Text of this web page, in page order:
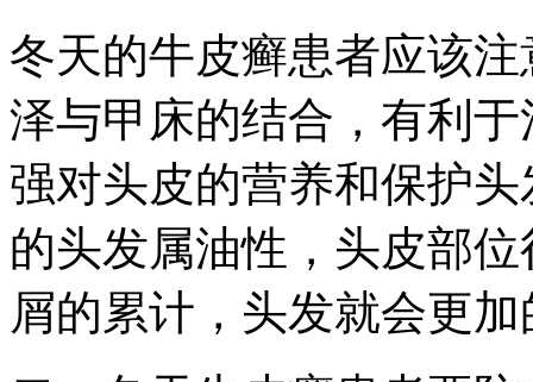
冬天的牛皮癣患者应该
泽与甲床的结合，有利
强对头皮的营养和保护
的头发属油性，头皮部
屑的累计，头发就会更